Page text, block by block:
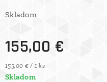
Skladom
155,00 €
155,00 € / 1 ks
Skladom